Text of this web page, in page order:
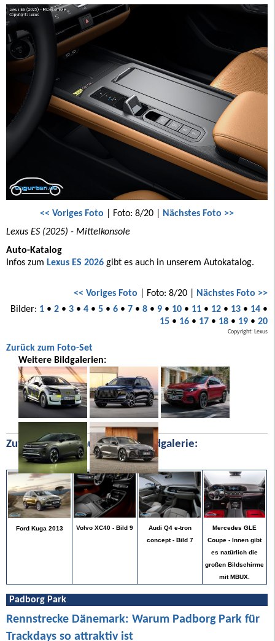
<< Voriges Foto | Foto: 8/20 | Nächstes Foto >>
Lexus ES (2025) - Mittelkonsole
Auto-Katalog
Infos zum Lexus ES 2026 gibt es auch in unserem Autokatalog.
<< Voriges Foto | Foto: 8/20 | Nächstes Foto >>
Bilder: 1• 2• 3• 4• 5• 6• 7• 8• 9• 10• 11• 12• 13• 14•
15• 16• 17• 18• 19• 20
Copyright: Lexus
Zurück zum Foto-Set
Weitere Bildgalerien:
Zufällige Bilder aus unserer Bildgalerie:
Ford Kuga 2013 Volvo XC40 - Bild 9
Audi Q4 e-tron
concept - Bild 7
Mercedes GLE
Coupe - Innen gibt
es natürlich die
großen Bildschirme
mit MBUX.
Padborg Park
Rennstrecke Dänemark: Warum Padborg Park für
Trackdays so attraktiv ist